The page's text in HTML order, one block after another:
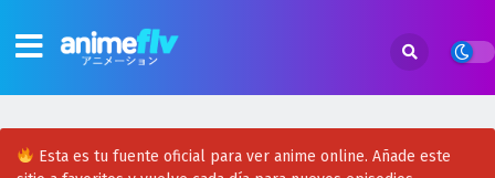
Esta es tu fuente oficial para ver anime online. Añade este